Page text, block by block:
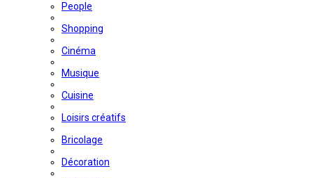
People
Shopping
Cinéma
Musique
Cuisine
Loisirs créatifs
Bricolage
Décoration